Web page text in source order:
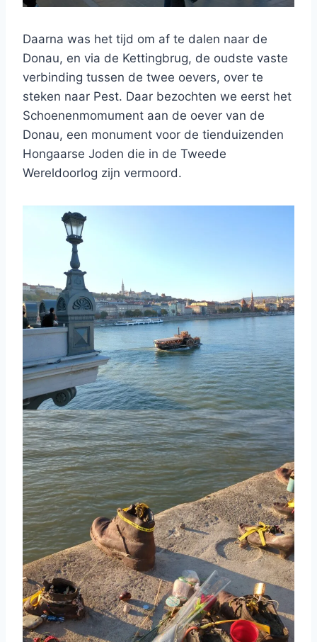
Daarna was het tijd om af te dalen naar de
Donau, en via de Kettingbrug, de oudste vaste
verbinding tussen de twee oevers, over te
steken naar Pest. Daar bezochten we eerst het
Schoenenmomument aan de oever van de
Donau, een monument voor de tienduizenden
Hongaarse Joden die in de Tweede
Wereldoorlog zijn vermoord.